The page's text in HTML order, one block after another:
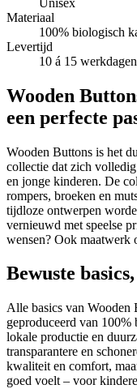
Materiaal
100% biologisch
Levertijd
10 á 15 werkdagen
Wooden
een perfecte
Wooden Buttons is het
collectie dat zich
en jonge kinderen. De
rompers, broeken en
tijdloze ontwerpen
vernieuwd met speelse
wensen? Ook
Bewuste
Alle basics van Wooden
geproduceerd van
lokale productie en
transparantere en
kwaliteit en comfort,
goed voelt – voor